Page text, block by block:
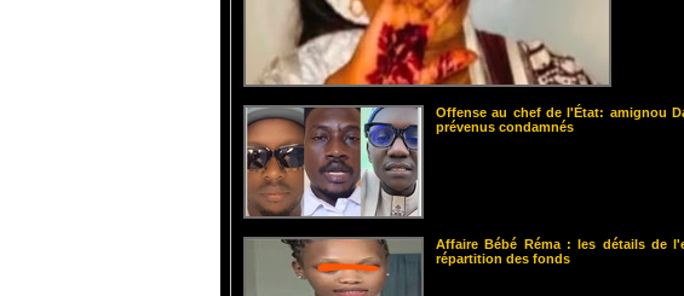
Offense au chef de l'État: amignou
prévenus condamnés
Affaire Bébé Réma : les détails de
répartition des fonds